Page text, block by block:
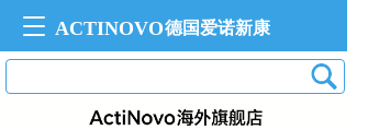
T
o
g
ACTINOVO德国爱诺新康